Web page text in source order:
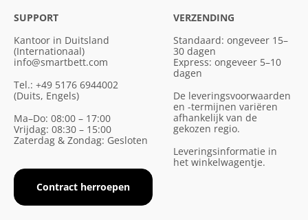
SUPPORT
Kantoor in Duitsland
(Internationaal)
info@smartbett.com
Tel.: +49 5176 6944002
(Duits, Engels)
Ma–Do: 08:00 – 17:00
Vrijdag: 08:30 – 15:00
Zaterdag & Zondag: Gesloten
Contract herroepen
VERZENDING
Standaard: ongeveer 15–
30 dagen
Express: ongeveer 5–10
dagen
De leveringsvoorwaarden
en -termijnen variëren
afhankelijk van de
gekozen regio.
Leveringsinformatie in
het winkelwagentje.